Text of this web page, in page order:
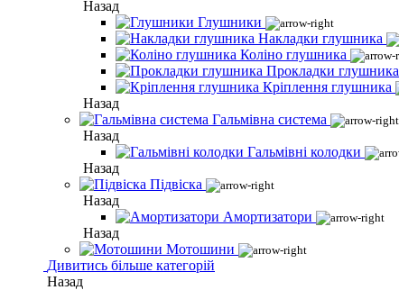
Назад
Глушники
Накладки глушника
Коліно глушника
Прокладки глушника
Кріплення глушника
Назад
Гальмівна система
Назад
Гальмівні колодки
Назад
Підвіска
Назад
Амортизатори
Назад
Мотошини
Дивитись більше категорій
Назад